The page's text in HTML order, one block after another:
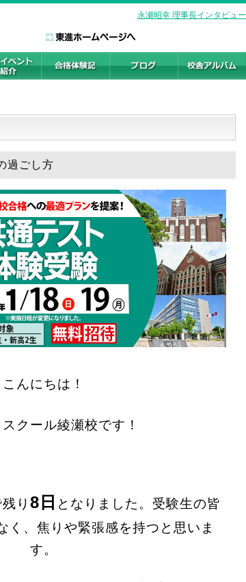
永瀬昭幸 理事長インタビュー
過ごし方
こんにちは！
クール綾瀬校です！
り 8日 となりました。受験生の皆
く、焦りや緊張感を持つと思いま
す。